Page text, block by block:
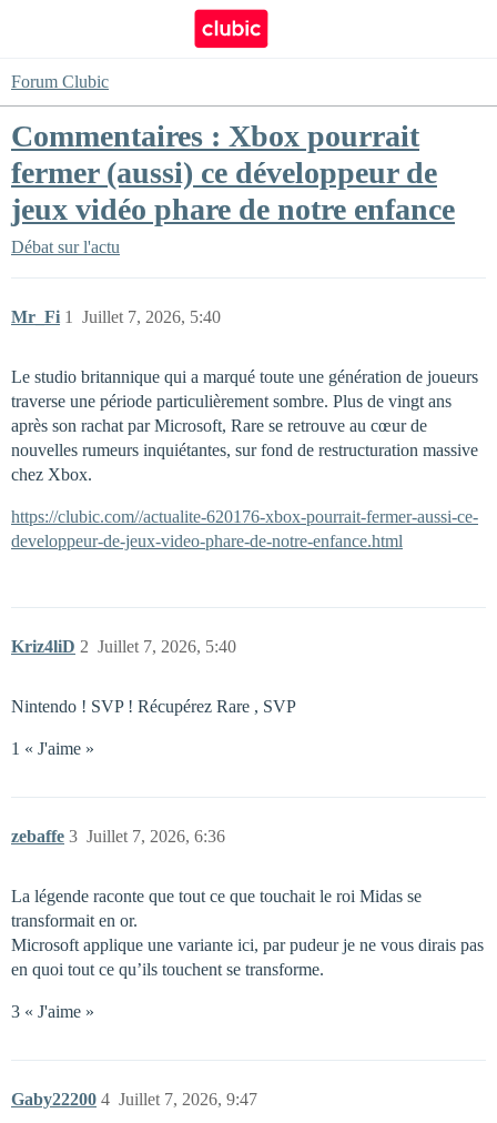
Forum Clubic
Commentaires : Xbox pourrait
fermer (aussi) ce développeur de
jeux vidéo phare de notre enfance
Débat sur l'actu
Mr_Fi Juillet 7, 2026, 5:40
1
Le studio britannique qui a marqué toute une génération de joueurs
traverse une période particulièrement sombre. Plus de vingt ans
après son rachat par Microsoft, Rare se retrouve au cœur de
nouvelles rumeurs inquiétantes, sur fond de restructuration massive
chez Xbox.
https://clubic.com//actualite-620176-xbox-pourrait-fermer-aussi-ce-
developpeur-de-jeux-video-phare-de-notre-enfance.html
Kriz4liD Juillet 7, 2026, 5:40
2
Nintendo ! SVP ! Récupérez Rare , SVP
1 « J'aime »
zebaffe Juillet 7, 2026, 6:36
3
La légende raconte que tout ce que touchait le roi Midas se
transformait en or.
Microsoft applique une variante ici, par pudeur je ne vous dirais pas
en quoi tout ce qu’ils touchent se transforme.
3 « J'aime »
Gaby22200 Juillet 7, 2026, 9:47
4